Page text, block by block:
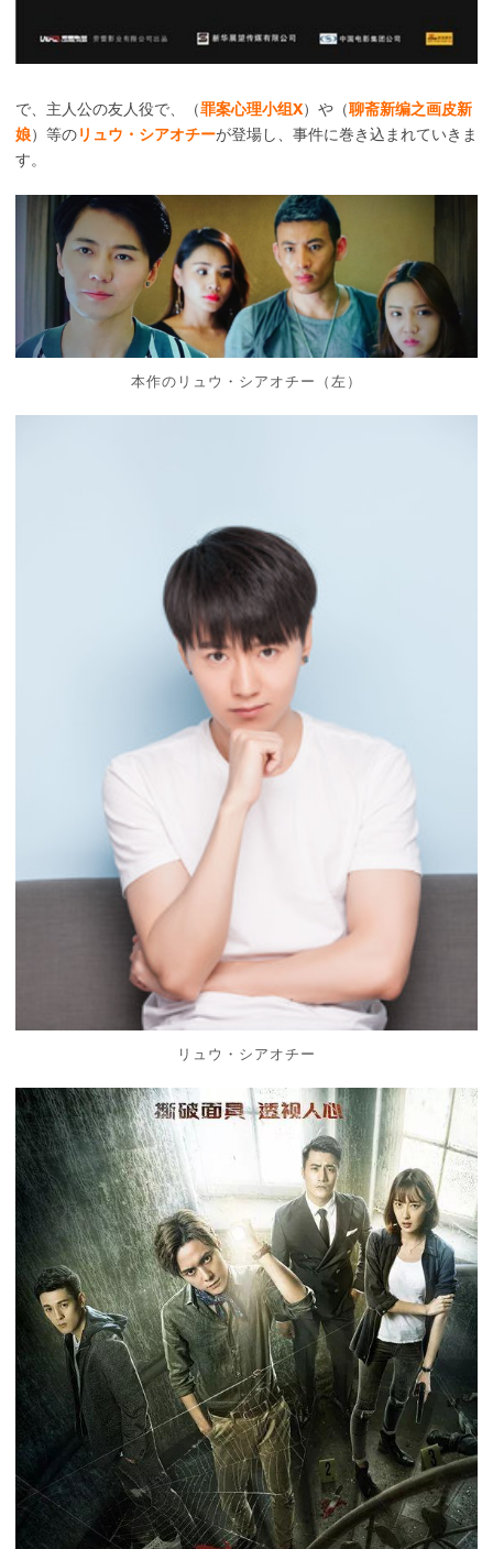
で、主人公の友人役で、（罪案心理小组X）や（聊斋新编之画皮新
娘）等のリュウ・シアオチーが登場し、事件に巻き込まれていきま
す。
本作のリュウ・シアオチー（左）
リュウ・シアオチー